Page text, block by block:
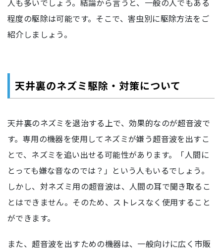
人も多いでしょう。結論から言うと、一般の人でもある
程度の駆除は可能です。そこで、害虫別に駆除方法をご
紹介しましょう。
天井裏のネズミ駆除・対策について
天井裏のネズミを退治する上で、効果的なのが超音波で
す。専用の機器を使用してネズミが嫌う超音波を出すこ
とで、ネズミを追い出せる可能性があります。「人間に
とっても嫌な音なのでは？」という人もいるでしょう。
しかし、対ネズミ用の超音波は、人間の耳で聞き取るこ
とはできません。そのため、ストレスなく使用すること
ができます。
また、超音波を出すための機器は、一般向けに広く市販